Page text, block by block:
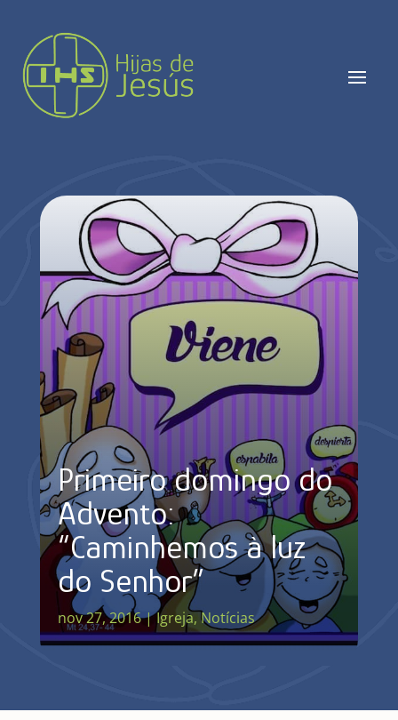
Primeiro domingo do
Advento:
“Caminhemos à luz
do Senhor”
nov 27, 2016|Igreja,Notícias